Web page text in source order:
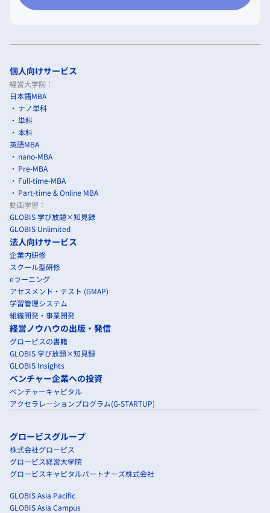
個人向けサービス
経営大学院：
日本語MBA
ナノ単科
単科
本科
英語MBA
nano-MBA
Pre-MBA
Full-time-MBA
Part-time & Online MBA
動画学習：
GLOBIS 学び放題×知見録
GLOBIS Unlimited
法人向けサービス
企業内研修
スクール型研修
eラーニング
アセスメント・テスト (GMAP)
学習管理システム
組織開発・事業開発
経営ノウハウの出版・発信
グロービスの書籍
GLOBIS 学び放題×知見録
GLOBIS Insights
ベンチャー企業への投資
ベンチャーキャピタル
アクセラレーションプログラム(G-STARTUP)
グロービスグループ
株式会社グロービス
グロービス経営大学院
グロービスキャピタルパートナーズ株式会社
GLOBIS Asia Pacific
GLOBIS Asia Campus